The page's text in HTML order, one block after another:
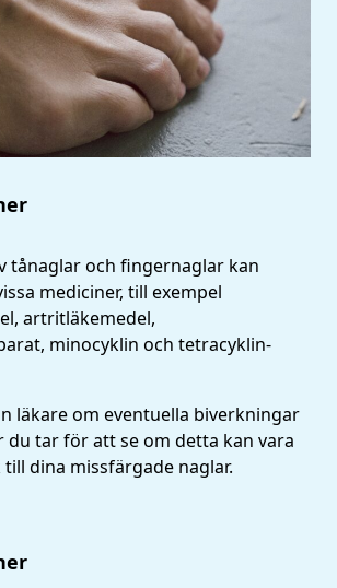
tånaglar och fingernaglar kan
mediciner, till exempel
artritläkemedel,
minocyklin och tetracyklin-
läkare om eventuella biverkningar
du tar för att se om detta kan vara
dina missfärgade naglar.